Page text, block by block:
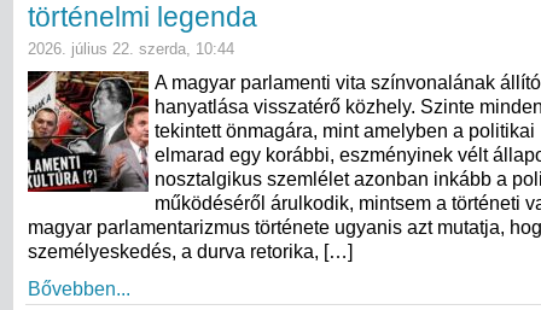
történelmi legenda
2026. július 22. szerda, 10:44
A magyar parlamenti vita színvonalának
hanyatlása visszatérő közhely. Szinte
tekintett önmagára, mint amelyben a politikai
elmarad egy korábbi, eszményinek vélt
nosztalgikus szemlélet azonban inkább a
működéséről árulkodik, mintsem a történeti
magyar parlamentarizmus története ugyanis azt mutatja,
személyeskedés, a durva retorika, […]
Bővebben...